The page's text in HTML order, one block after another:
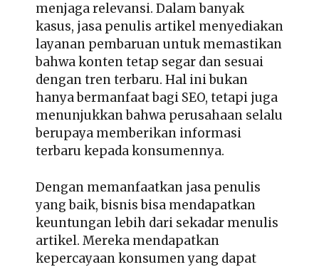
menjaga relevansi. Dalam banyak
kasus, jasa penulis artikel menyediakan
layanan pembaruan untuk memastikan
bahwa konten tetap segar dan sesuai
dengan tren terbaru. Hal ini bukan
hanya bermanfaat bagi SEO, tetapi juga
menunjukkan bahwa perusahaan selalu
berupaya memberikan informasi
terbaru kepada konsumennya.
Dengan memanfaatkan jasa penulis
yang baik, bisnis bisa mendapatkan
keuntungan lebih dari sekadar menulis
artikel. Mereka mendapatkan
kepercayaan konsumen yang dapat